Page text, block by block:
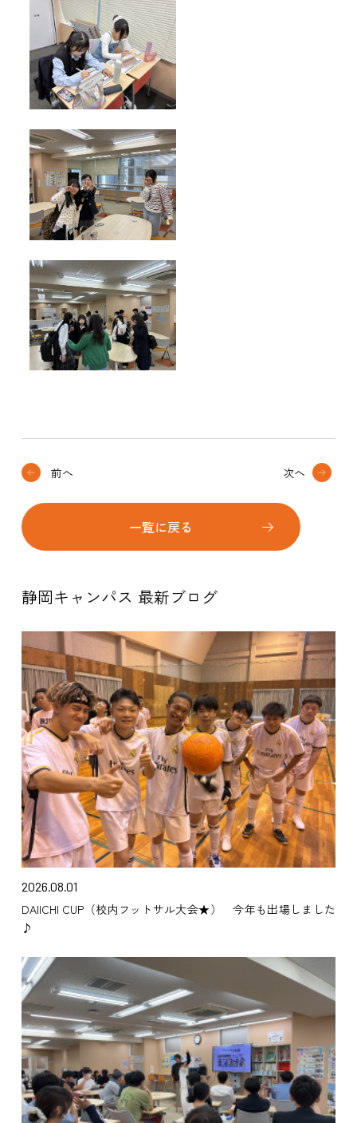
前へ
一覧に戻る
次へ
静岡キャンパス 最新ブログ
2026.08.01
DAIICHI CUP（校内フットサル大会★） 今年も出場しました
♪